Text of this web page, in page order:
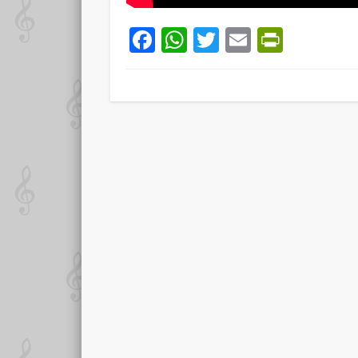
Facebook
WhatsApp
Twitter
Email